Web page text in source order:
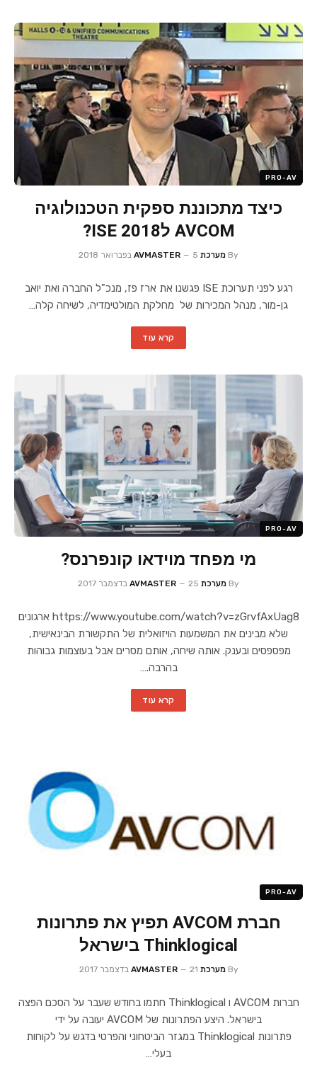
PRO-AV
כיצד מתכוננת ספקית הטכנולוגיה
AVCOM לISE 2018?
By מערכת AVMASTER 5 בפברואר 2018
רגע לפני תערוכת ISE פגשנו את ארז פז, מנכ"ל החברה ואת יואב
גן-מור, מנהל המכירות של מחלקת המולטימדיה, לשיחה קלה…
קרא עוד
PRO-AV
מי מפחד מוידאו קונפרנס?
By מערכת AVMASTER 25 בדצמבר 2017
https://www.youtube.com/watch?v=zGrvfAxUag8 ארגונים
שלא מבינים את המשמעות הויזואלית של התקשורת הבינאישית,
מפספסים ובענק. אותה שיחה, אותם מסרים אבל בעוצמות גבוהות
בהרבה.…
קרא עוד
PRO-AV
חברת AVCOM תפיץ את פתרונות
Thinklogical בישראל
By מערכת AVMASTER 21 בדצמבר 2017
חברות AVCOM ו Thinklogical חתמו בחודש שעבר על הסכם הפצה
בישראל. היצע הפתרונות של AVCOM יעובה על ידי
פתרונות Thinklogical במגזר הביטחוני והפרטי בדגש על לקוחות
בעלי…